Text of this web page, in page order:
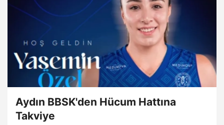
Aydın BBSK'den Hücum Hattına
Takviye